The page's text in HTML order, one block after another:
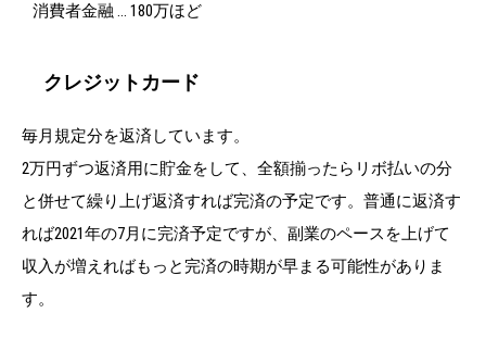
消費者金融 … 180万ほど
クレジットカード
毎月規定分を返済しています。
2万円ずつ返済用に貯金をして、全額揃ったらリボ払いの分
と併せて繰り上げ返済すれば完済の予定です。普通に返済す
れば2021年の7月に完済予定ですが、副業のペースを上げて
収入が増えればもっと完済の時期が早まる可能性がありま
す。